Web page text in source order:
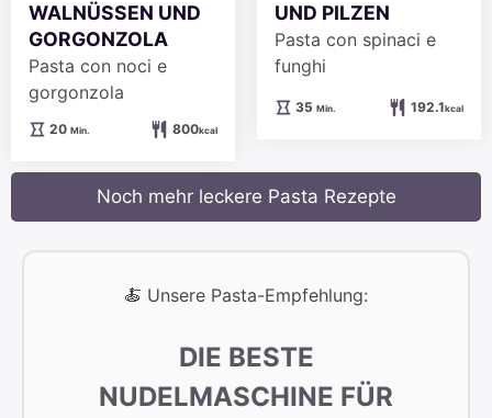
WALNÜSSEN UND
GORGONZOLA
Pasta con noci e
gorgonzola
20Minuten
Min. 800kcal
UND PILZEN
Pasta con spinaci e
funghi
35Minuten
Min. 192.1kcal
Noch mehr leckere Pasta Rezepte
🍝 Unsere Pasta-Empfehlung:
DIE BESTE
NUDELMASCHINE FÜR